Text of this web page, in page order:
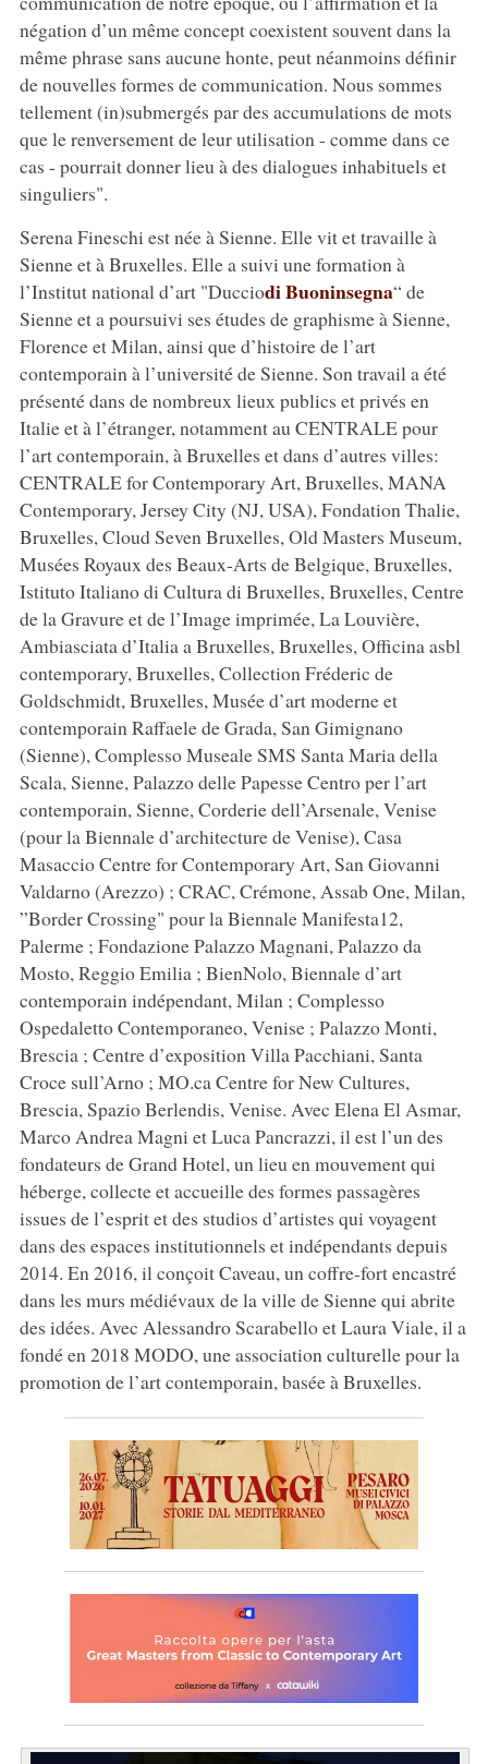
négation d’un même concept coexistent souvent dans la
même phrase sans aucune honte, peut néanmoins définir
de nouvelles formes de communication. Nous sommes
tellement (in)submergés par des accumulations de mots
que le renversement de leur utilisation - comme dans ce
cas - pourrait donner lieu à des dialogues inhabituels et
singuliers".
Serena Fineschi est née à Sienne. Elle vit et travaille à
Sienne et à Bruxelles. Elle a suivi une formation à
l’Institut national d’art "Ducciodi Buoninsegna“ de
Sienne et a poursuivi ses études de graphisme à Sienne,
Florence et Milan, ainsi que d’histoire de l’art
contemporain à l’université de Sienne. Son travail a été
présenté dans de nombreux lieux publics et privés en
Italie et à l’étranger, notamment au CENTRALE pour
l’art contemporain, à Bruxelles et dans d’autres villes:
CENTRALE for Contemporary Art, Bruxelles, MANA
Contemporary, Jersey City (NJ, USA), Fondation Thalie,
Bruxelles, Cloud Seven Bruxelles, Old Masters Museum,
Musées Royaux des Beaux-Arts de Belgique, Bruxelles,
Istituto Italiano di Cultura di Bruxelles, Bruxelles, Centre
de la Gravure et de l’Image imprimée, La Louvière,
Ambiasciata d’Italia a Bruxelles, Bruxelles, Officina asbl
contemporary, Bruxelles, Collection Fréderic de
Goldschmidt, Bruxelles, Musée d’art moderne et
contemporain Raffaele de Grada, San Gimignano
(Sienne), Complesso Museale SMS Santa Maria della
Scala, Sienne, Palazzo delle Papesse Centro per l’art
contemporain, Sienne, Corderie dell’Arsenale, Venise
(pour la Biennale d’architecture de Venise), Casa
Masaccio Centre for Contemporary Art, San Giovanni
Valdarno (Arezzo) ; CRAC, Crémone, Assab One, Milan,
”Border Crossing" pour la Biennale Manifesta12,
Palerme ; Fondazione Palazzo Magnani, Palazzo da
Mosto, Reggio Emilia ; BienNolo, Biennale d’art
contemporain indépendant, Milan ; Complesso
Ospedaletto Contemporaneo, Venise ; Palazzo Monti,
Brescia ; Centre d’exposition Villa Pacchiani, Santa
Croce sull’Arno ; MO.ca Centre for New Cultures,
Brescia, Spazio Berlendis, Venise. Avec Elena El Asmar,
Marco Andrea Magni et Luca Pancrazzi, il est l’un des
fondateurs de Grand Hotel, un lieu en mouvement qui
héberge, collecte et accueille des formes passagères
issues de l’esprit et des studios d’artistes qui voyagent
dans des espaces institutionnels et indépendants depuis
2014. En 2016, il conçoit Caveau, un coffre-fort encastré
dans les murs médiévaux de la ville de Sienne qui abrite
des idées. Avec Alessandro Scarabello et Laura Viale, il a
fondé en 2018 MODO, une association culturelle pour la
promotion de l’art contemporain, basée à Bruxelles.